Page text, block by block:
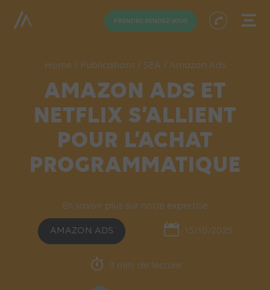
PRENDRE RENDEZ-VOUS
Home / Publications / SEA / Amazon Ads
AMAZON ADS ET
NETFLIX S’ALLIENT
POUR L’ACHAT
PROGRAMMATIQUE
En savoir plus sur notre expertise
AMAZON ADS 15/10/2025
3 min. de lecture